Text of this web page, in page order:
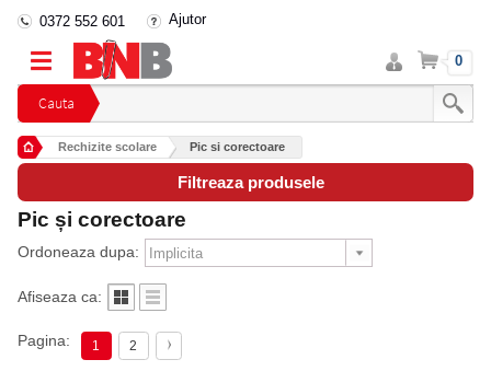
Cauta
0372 552 601 Ajutor
Intra
in
cont
Cos 0
Rechizite scolare Pic si corectoare
Filtreaza produsele
Pic și corectoare
Ordoneaza dupa:
Afiseaza ca:
Pagina: 1 2